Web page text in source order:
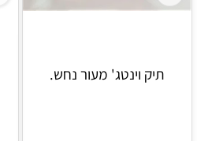
תיק וינטג' מעור נחש.